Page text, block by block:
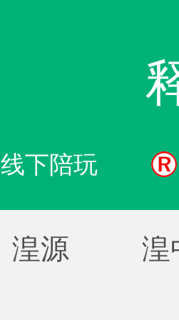
线下陪玩
湟源 湟